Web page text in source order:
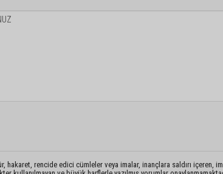
hakaret, rencide edici cümleler veya imalar, inançlara saldırı içeren,